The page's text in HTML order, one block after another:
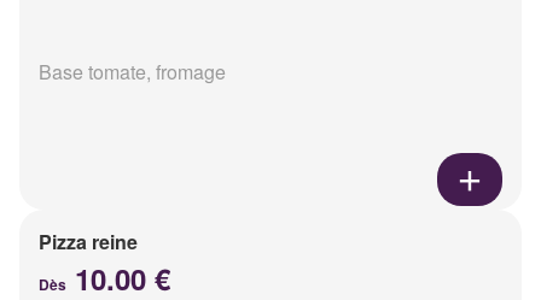
Base tomate, fromage
Pizza reine
Dès 10.00 €